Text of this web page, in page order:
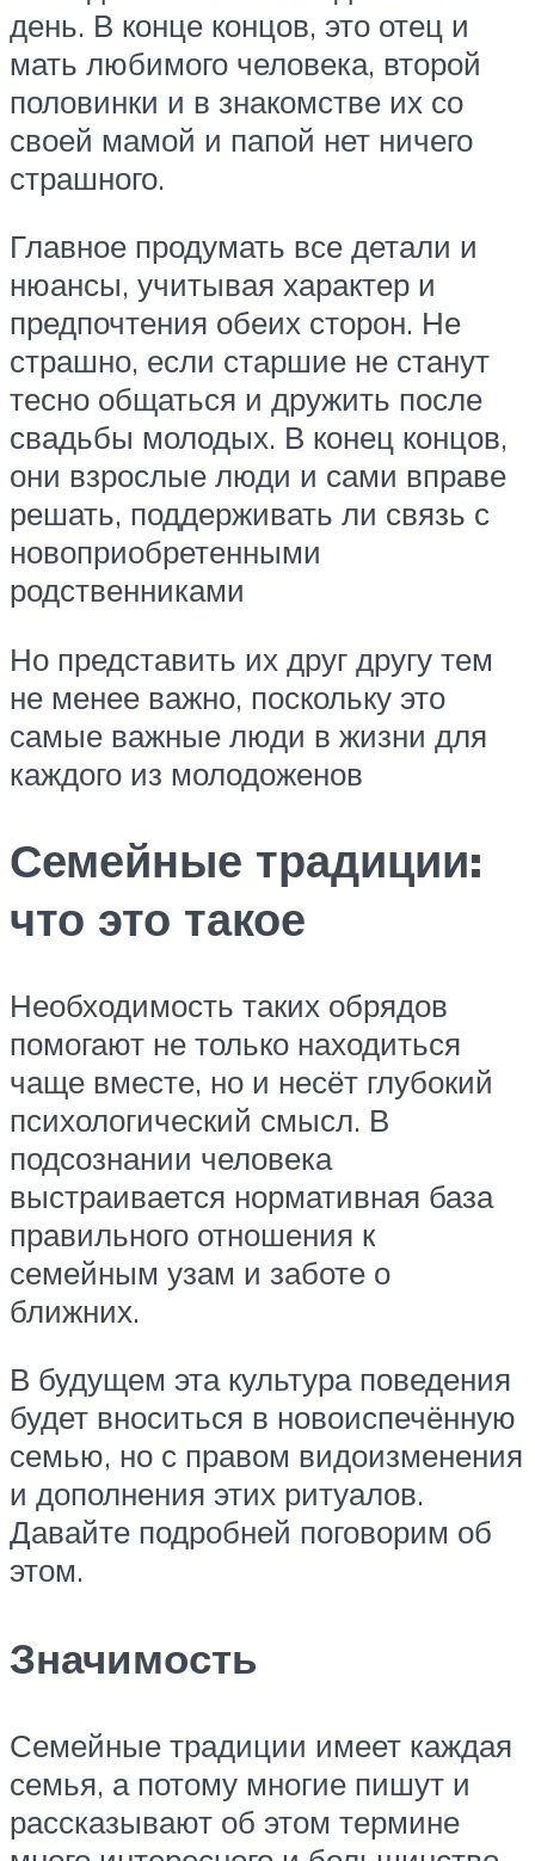
день. В конце концов, это отец и
мать любимого человека, второй
половинки и в знакомстве их со
своей мамой и папой нет ничего
страшного.
Главное продумать все детали и
нюансы, учитывая характер и
предпочтения обеих сторон. Не
страшно, если старшие не станут
тесно общаться и дружить после
свадьбы молодых. В конец концов,
они взрослые люди и сами вправе
решать, поддерживать ли связь с
новоприобретенными
родственниками
Но представить их друг другу тем
не менее важно, поскольку это
самые важные люди в жизни для
каждого из молодоженов
Семейные традиции:
что это такое
Необходимость таких обрядов
помогают не только находиться
чаще вместе, но и несёт глубокий
психологический смысл. В
подсознании человека
выстраивается нормативная база
правильного отношения к
семейным узам и заботе о
ближних.
В будущем эта культура поведения
будет вноситься в новоиспечённую
семью, но с правом видоизменения
и дополнения этих ритуалов.
Давайте подробней поговорим об
этом.
Значимость
Семейные традиции имеет каждая
семья, а потому многие пишут и
рассказывают об этом термине